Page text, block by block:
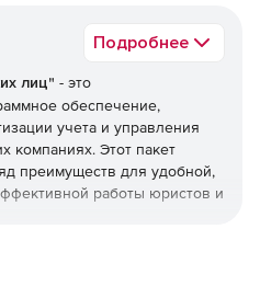
Подробнее
лиц" - это
обеспечение,
учета и управления
компаниях. Этот пакет
преимуществ для удобной,
работы юристов и